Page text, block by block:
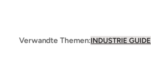
Verwandte Themen:INDUSTRIE GUIDE